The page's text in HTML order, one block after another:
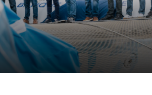
Lauriane Nolot en or à